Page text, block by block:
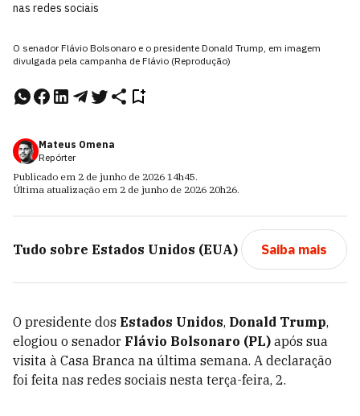
nas redes sociais
O senador Flávio Bolsonaro e o presidente Donald Trump, em imagem
divulgada pela campanha de Flávio (Reprodução)
Mateus Omena
Repórter
Publicado em 2 de junho de 2026 14h45.
Última atualização em 2 de junho de 2026 20h26.
Tudo sobre Estados Unidos (EUA) Saiba mais
O presidente dos Estados Unidos, Donald Trump,
elogiou o senador Flávio Bolsonaro (PL) após sua
visita à Casa Branca na última semana. A declaração
foi feita nas redes sociais nesta terça-feira, 2.